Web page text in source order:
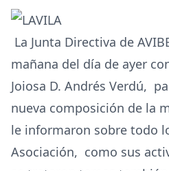
La Junta Directiva de
mañana del día de ayer
Joiosa D. Andrés Verdú,
nueva composición de la
le informaron sobre todo
Asociación, como sus